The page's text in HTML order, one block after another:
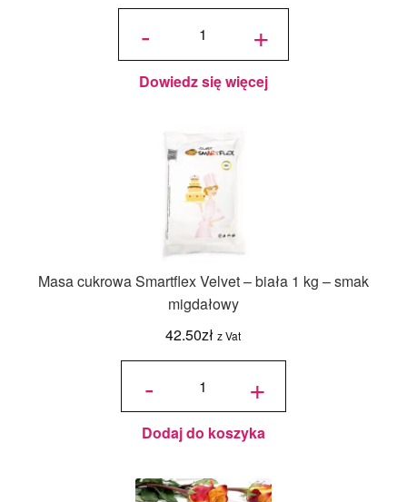
-
ilość
Velvet -
czarna
masa
cukrowa
4 kg -
waniliowy
+
Dowiedz się więcej
Masa cukrowa Smartflex Velvet – biała 1 kg – smak
migdałowy
42.50zł z Vat
-
ilość Masa
Velvet -
biała 1 kg
- smak
migdałowy +
Dodaj do koszyka